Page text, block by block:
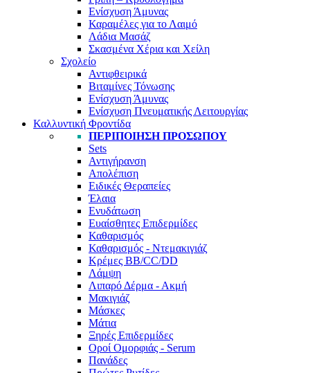
Ενίσχυση Άμυνας
Καραμέλες για το Λαιμό
Λάδια Μασάζ
Σκασμένα Χέρια και Χείλη
Σχολείο
Αντιφθειρικά
Βιταμίνες Τόνωσης
Ενίσχυση Άμυνας
Ενίσχυση Πνευματικής Λειτουργίας
Καλλυντική Φροντίδα
ΠΕΡΙΠΟΊΗΣΗ ΠΡΟΣΏΠΟΥ
Sets
Αντιγήρανση
Απολέπιση
Ειδικές Θεραπείες
Έλαια
Ενυδάτωση
Ευαίσθητες Επιδερμίδες
Καθαρισμός
Καθαρισμός - Ντεμακιγιάζ
Κρέμες BB/CC/DD
Λάμψη
Λιπαρό Δέρμα - Ακμή
Μακιγιάζ
Μάσκες
Μάτια
Ξηρές Επιδερμίδες
Οροί Ομορφιάς - Serum
Πανάδες